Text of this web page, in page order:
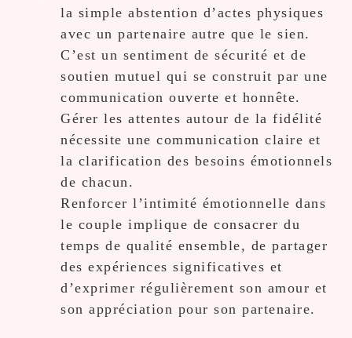
la simple abstention d’actes physiques
avec un partenaire autre que le sien.
C’est un sentiment de sécurité et de
soutien mutuel qui se construit par une
communication ouverte et honnête.
Gérer les attentes autour de la fidélité
nécessite une communication claire et
la clarification des besoins émotionnels
de chacun.
Renforcer l’intimité émotionnelle dans
le couple implique de consacrer du
temps de qualité ensemble, de partager
des expériences significatives et
d’exprimer régulièrement son amour et
son appréciation pour son partenaire.